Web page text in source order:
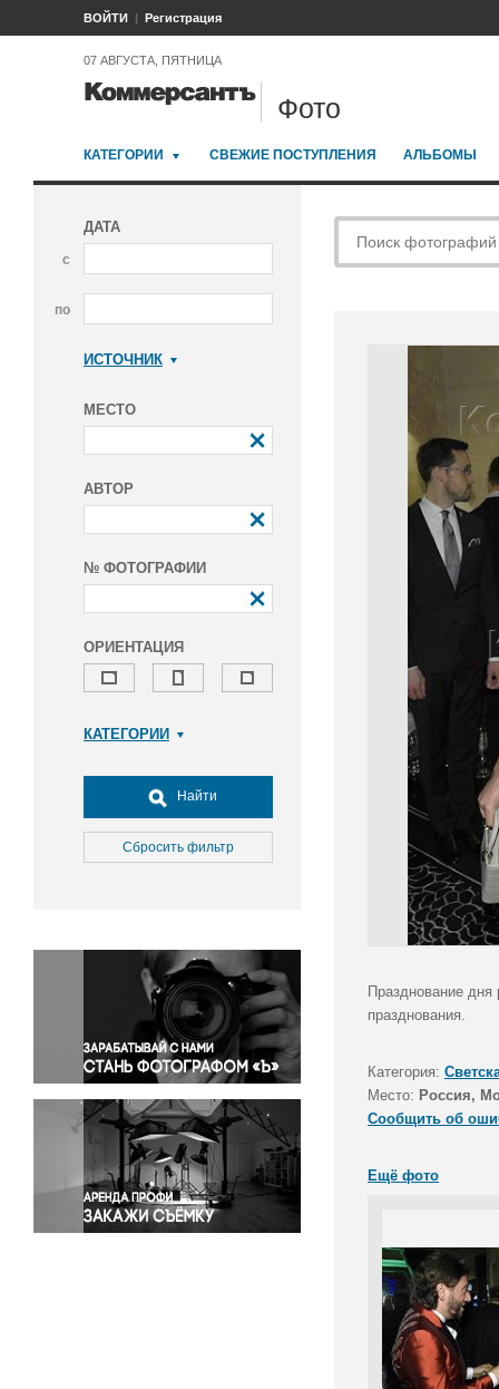
ВОЙТИ Регистрация
07 АВГУСТА, ПЯТНИЦА
Фото
КАТЕГОРИИ СВЕЖИЕ ПОСТУПЛЕНИЯ АЛЬБОМЫ
ДАТА
с
по
ИСТОЧНИК
МЕСТО
АВТОР
№ ФОТОГРАФИИ
ОРИЕНТАЦИЯ
КАТЕГОРИИ
Досуг, туризм и отдых
Культура
Медицина
Окружающая среда
Политика
Правосудие
Происшествия и конфликты
Религия
Светская жизнь
Спорт
Экология
Экономика и бизнес
Найти
Сбросить фильтр
Празднование
празднования.
Категория:
Место: Россия,
Сообщить об
Ещё фото